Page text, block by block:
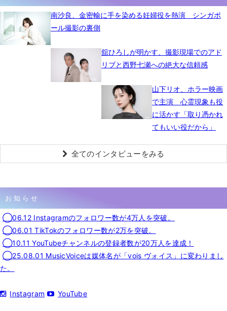
南沙良、金密輸に手を染める妊婦役を熱演 シンガポ
ール撮影の裏側
舘ひろしが明かす、撮影現場でのアド
リブと西野七瀬への絶大な信頼感
山下リオ、ホラー映画
で主演 心霊現象も役
に活かす「取り憑かれ
てもいい役だから」
全てのインタビューをみる
お知らせ
◯06.12 Instagramのフォロワー数が4万人を突破。
◯06.01 TikTokのフォロワー数が2万を突破。
◯10.11 YouTubeチャンネルの登録者数が20万人を達成！
◯25.08.01 MusicVoiceは媒体名が「vois ヴォイス」に変わりまし
た。
Instagram YouTube